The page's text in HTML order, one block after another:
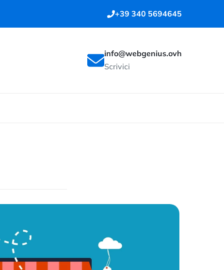
+39 340 5694645
info@webgenius.ovh
Scrivici